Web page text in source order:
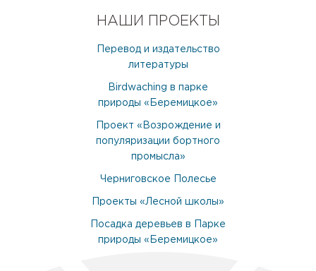
НАШИ ПРОЕКТЫ
Перевод и издательство
литературы
Birdwaching в парке
природы «Беремицкое»
Проект «Возрождение и
популяризации бортного
промысла»
Черниговское Полесье
Проекты «Лесной школы»
Посадка деревьев в Парке
природы «Беремицкое»